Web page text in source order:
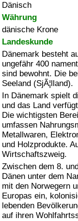
Dänisch
Währung
dänische Krone
Landeskunde
Dänemark besteht
ungefähr 400
sind bewohnt. Die
Seeland (SjÃ¦lland).
In Dänemark spielt
und das Land
Die wichtigsten
umfassen
Metallwaren,
und Holzprodukte.
Wirtschaftszweig.
Zwischen dem 8.
Dänen unter dem
mit den Norwegern
Europas ein,
lebenden
auf ihren